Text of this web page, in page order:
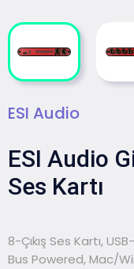
ESI Audio
ESI Audio
Ses Kartı
8-Çıkış Ses Kartı,
Bus Powered, Mac/